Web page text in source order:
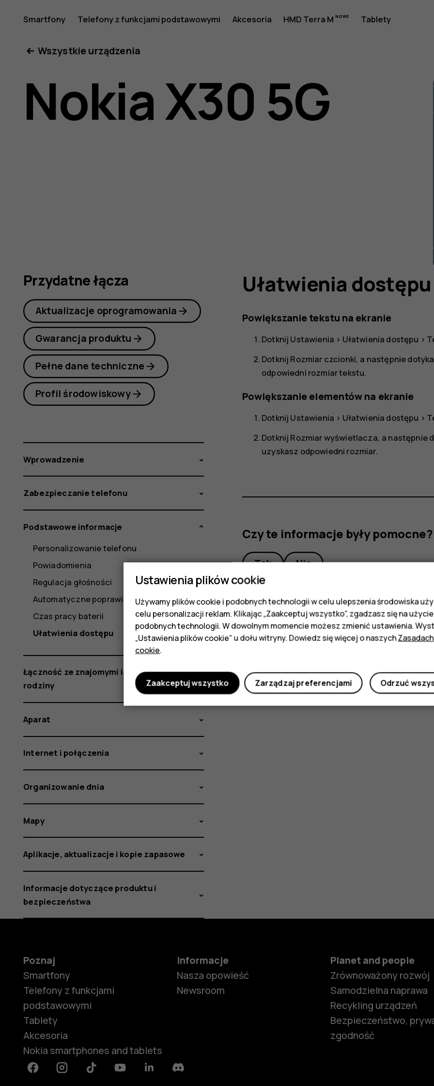
Nokia
X30
5G
obsługi
Smartfony Telefony z funkcjami podstawowymi Akcesoria HMD Terra M Tablety
Wszystkie urządzenia
Nokia X30 5G
Ułatwienia dostępu
Powiększanie tekstu na ekranie
Dotknij Ustawienia > Ułatwienia dostępu >
Dotknij Rozmiar czcionki, a następnie
odpowiedni rozmiar tekstu.
Powiększanie elementów na ekranie
Dotknij Ustawienia > Ułatwienia dostępu >
Dotknij Rozmiar wyświetlacza, a następnie
uzyskasz odpowiedni rozmiar.
Czy te informacje były pomocne?
Tak Nie
Przydatne łącza
Aktualizacje oprogramowania
Gwarancja produktu
Pełne dane techniczne
Profil środowiskowy
Wprowadzenie
Zabezpieczanie telefonu
Podstawowe informacje
Personalizowanie telefonu
Powiadomienia
Regulacja głośności
Automatyczne poprawianie tekstu
Czas pracy baterii
Ułatwienia dostępu
Łączność ze znajomymi i członkami
rodziny
Aparat
Internet i połączenia
Organizowanie dnia
Mapy
Aplikacje, aktualizacje i kopie zapasowe
Informacje dotyczące produktu i
bezpieczeństwa
Poznaj
Smartfony
Telefony z funkcjami
podstawowymi
Tablety
Akcesoria
Nokia smartphones and tablets
Informacje
Nasza opowieść
Newsroom
Planet and people
Zrównoważony rozwój
Samodzielna naprawa
Recykling urządzeń
Bezpieczeństwo,
zgodność
FacebookInstagramTiktok YoutubeLinkedinDiscord
Ustawienia plików cookie
Używamy plików cookie i podobnych technologii w celu ulepszenia środowiska
celu personalizacji reklam. Klikając „Zaakceptuj wszystko”, zgadzasz się na
podobnych technologii. W dowolnym momencie możesz zmienić ustawienia.
„Ustawienia plików cookie” u dołu witryny. Dowiedz się więcej o naszych
cookie.
Odrzuć
Zarządzaj preferencjami
Zaakceptuj wszystko